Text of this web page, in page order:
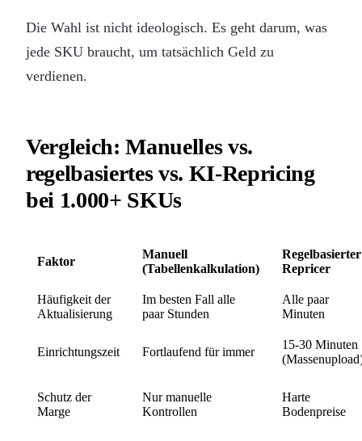
Die Wahl ist nicht ideologisch. Es geht darum, was
jede SKU braucht, um tatsächlich Geld zu
verdienen.
Vergleich: Manuelles vs.
regelbasiertes vs. KI-Repricing
bei 1.000+ SKUs
Faktor
Manuell
(Tabellenkalkulation)
Regelbasierter
Repricer
Häufigkeit der
Aktualisierung
Im besten Fall alle
paar Stunden
Alle paar
Minuten
Einrichtungszeit Fortlaufend für immer
15-30 Minuten
Schutz der
Marge
Nur manuelle
Kontrollen
Harte
Bodenpreise